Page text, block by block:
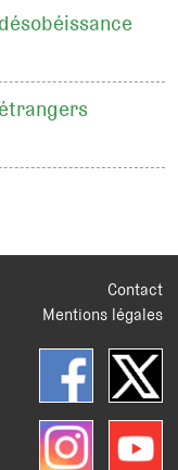
Contact
Mentions légales